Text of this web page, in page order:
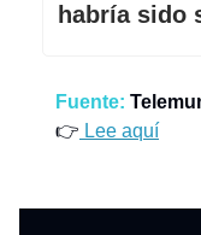
habría sido
Fuente:
👉 Lee aquí